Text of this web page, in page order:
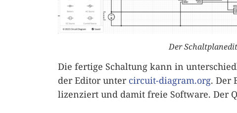
Der
Die fertige Schaltung kann in
der Editor unter circuit-diagram.org. Der
lizenziert und damit freie Software. Der